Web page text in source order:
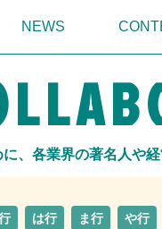
NEWS
、各業界の著名人や
は行 ま行 や行